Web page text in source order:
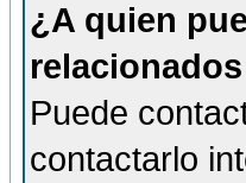
¿A quien
Puede
contactarlo